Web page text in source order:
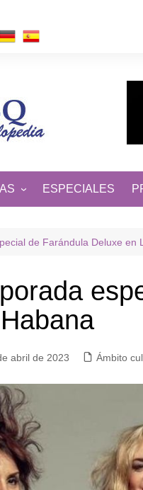
Y EL MUNDO
ESPECIALES
de Farándula Deluxe en
abril de 2023 Ámbito